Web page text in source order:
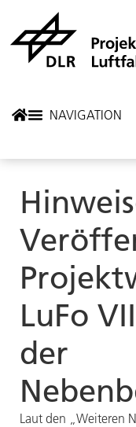
LuFo
der
Laut den „Weiteren